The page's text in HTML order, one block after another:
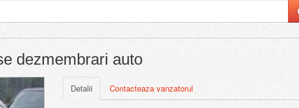
dezmembrari auto
Next Detalii Contacteaza vanzatorul